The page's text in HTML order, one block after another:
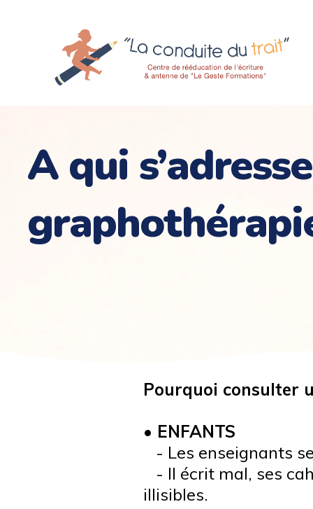
A qui
Pourquoi consulter
• ENFANTS
- Les enseignants
- Il écrit mal, ses
illisibles.